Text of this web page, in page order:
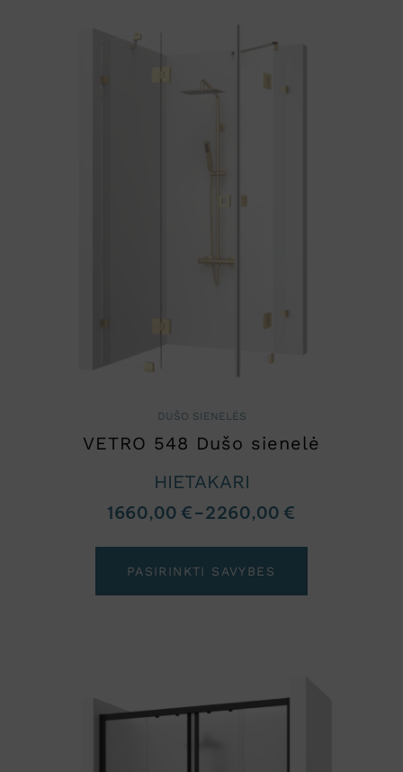
DUŠO SIENELĖS
VETRO 548 Dušo sienelė
HIETAKARI
1660,00€–2260,00€
PASIRINKTI SAVYBES